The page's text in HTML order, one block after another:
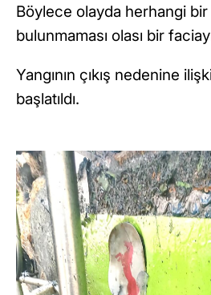
Böylece olayda herhangi
bulunmaması olası bir
Yangının çıkış nedenine
başlatıldı.